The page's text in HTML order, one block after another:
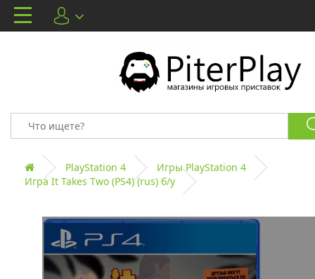
PlayStation 4
Игры PlayStation 4
Игра It Takes Two (PS4) (rus) б/у